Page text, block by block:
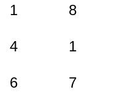
1 8
4 1
6 7